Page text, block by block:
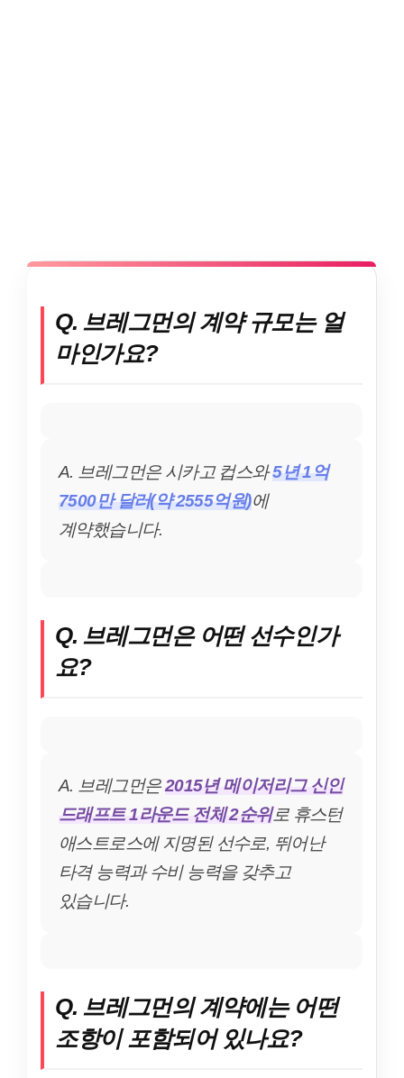
Q. 브레그먼의 계약 규모는 얼
마인가요?
A. 브레그먼은 시카고 컵스와5년 1억
7500만 달러(약 2555억원)에
계약했습니다.
Q. 브레그먼은 어떤 선수인가
요?
A. 브레그먼은2015년 메이저리그 신인
드래프트 1라운드 전체 2순위로 휴스턴
애스트로스에 지명된 선수로, 뛰어난
타격 능력과 수비 능력을 갖추고
있습니다.
Q. 브레그먼의 계약에는 어떤
조항이 포함되어 있나요?